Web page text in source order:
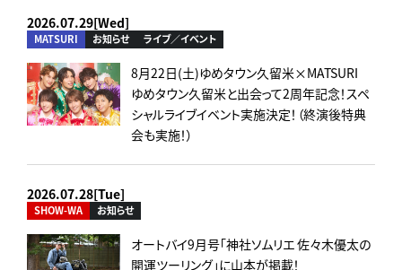
2026.07.29[Wed]
MATSURI お知らせ ライブ／イベント
8月22日(土)ゆめタウン久留米×MATSURI
ゆめタウン久留米と出会って2周年記念！スペ
シャルライブイベント実施決定！（終演後特典
会も実施！）
2026.07.28[Tue]
SHOW-WA お知らせ
オートバイ9月号「神社ソムリエ 佐々木優太の
開運ツーリング」に山本が掲載！